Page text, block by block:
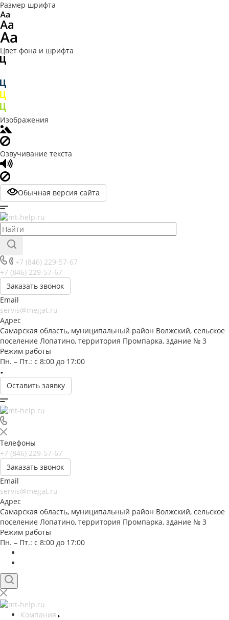
Размер шрифта
Цвет фона и шрифта
Изображения
Озвучивание текста
Обычная версия сайта
+7 (846) 229-57-67
+7 (846) 229-57-67
Заказать звонок
Email
servis@megat.ru
Адрес
Самарская область, муниципальный район Волжский, сельское
поселение Лопатино, территория Промпарка, здание № 3
Режим работы
Пн. – Пт.: с 8:00 до 17:00
Оставить заявку
Телефоны
+7 (846) 229-57-67
Заказать звонок
Email
servis@megat.ru
Адрес
Самарская область, муниципальный район Волжский, сельское
поселение Лопатино, территория Промпарка, здание № 3
Режим работы
Пн. – Пт.: с 8:00 до 17:00
Компания